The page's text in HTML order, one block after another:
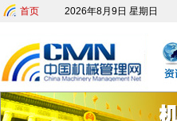
首页 2026年8月9日 星期日